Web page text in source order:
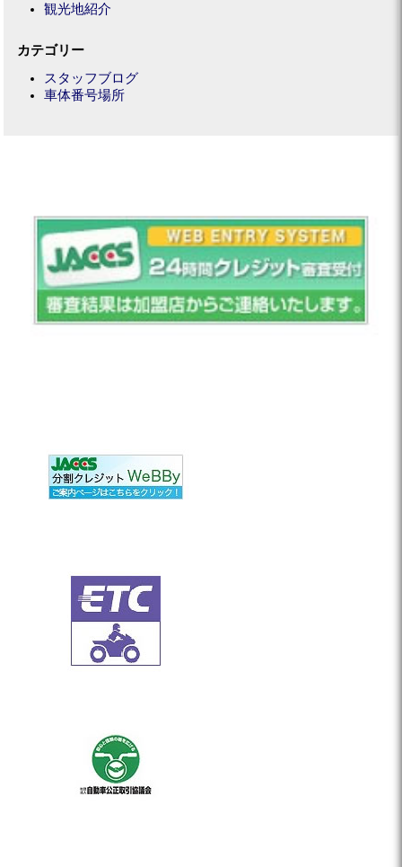
観光地紹介
カテゴリー
スタッフブログ
車体番号場所